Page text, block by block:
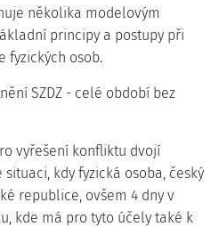
několika modelovým
principy a postupy při
fyzických osob.
SZDZ - celé období bez
vyřešení konfliktu dvojí
kdy fyzická osoba, český
republice, ovšem 4 dny v
kde má pro tyto účely také k